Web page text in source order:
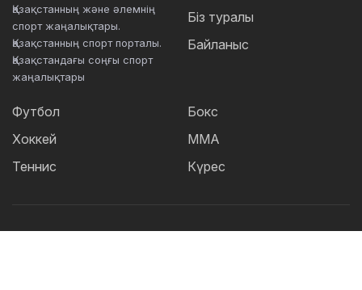
Қазақстанның және әлемнің
спорт жаңалықтары.
Қазақстанның спорт порталы.
Қазақстандағы соңғы спорт
жаңалықтары
Біз туралы
Байланыс
Футбол
Хоккей
Теннис
Бокс
ММА
Күрес